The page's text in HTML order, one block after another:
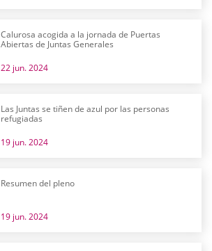
Calurosa acogida a la jornada de Puertas
Abiertas de Juntas Generales
22 jun. 2024
Las Juntas se tiñen de azul por las personas
refugiadas
19 jun. 2024
Resumen del pleno
19 jun. 2024